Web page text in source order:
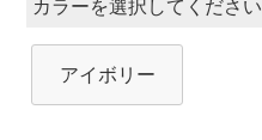
カラー
アイボリー